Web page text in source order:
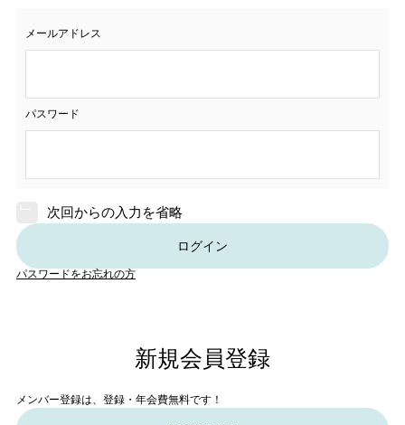
メールアドレス
パスワード
次回からの入力を省略
ログイン
パスワードをお忘れの方
新規会員登録
メンバー登録は、登録・年会費無料です！